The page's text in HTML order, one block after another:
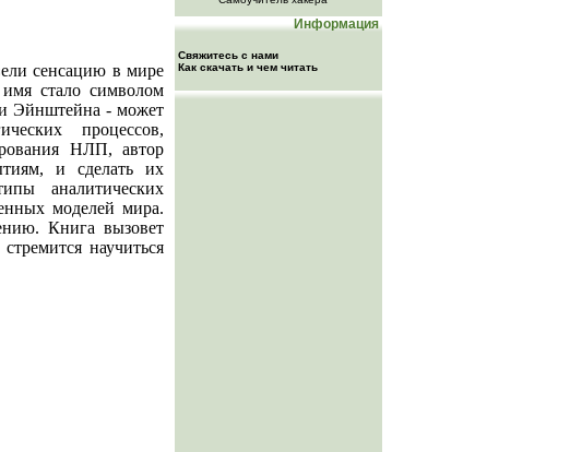
сенсацию в мире
стало символом
Эйнштейна - может
процессов,
НЛП, автор
и сделать их
аналитических
моделей мира.
Книга вызовет
научиться
Информация
Свяжитесь с нами
Как скачать и чем читать